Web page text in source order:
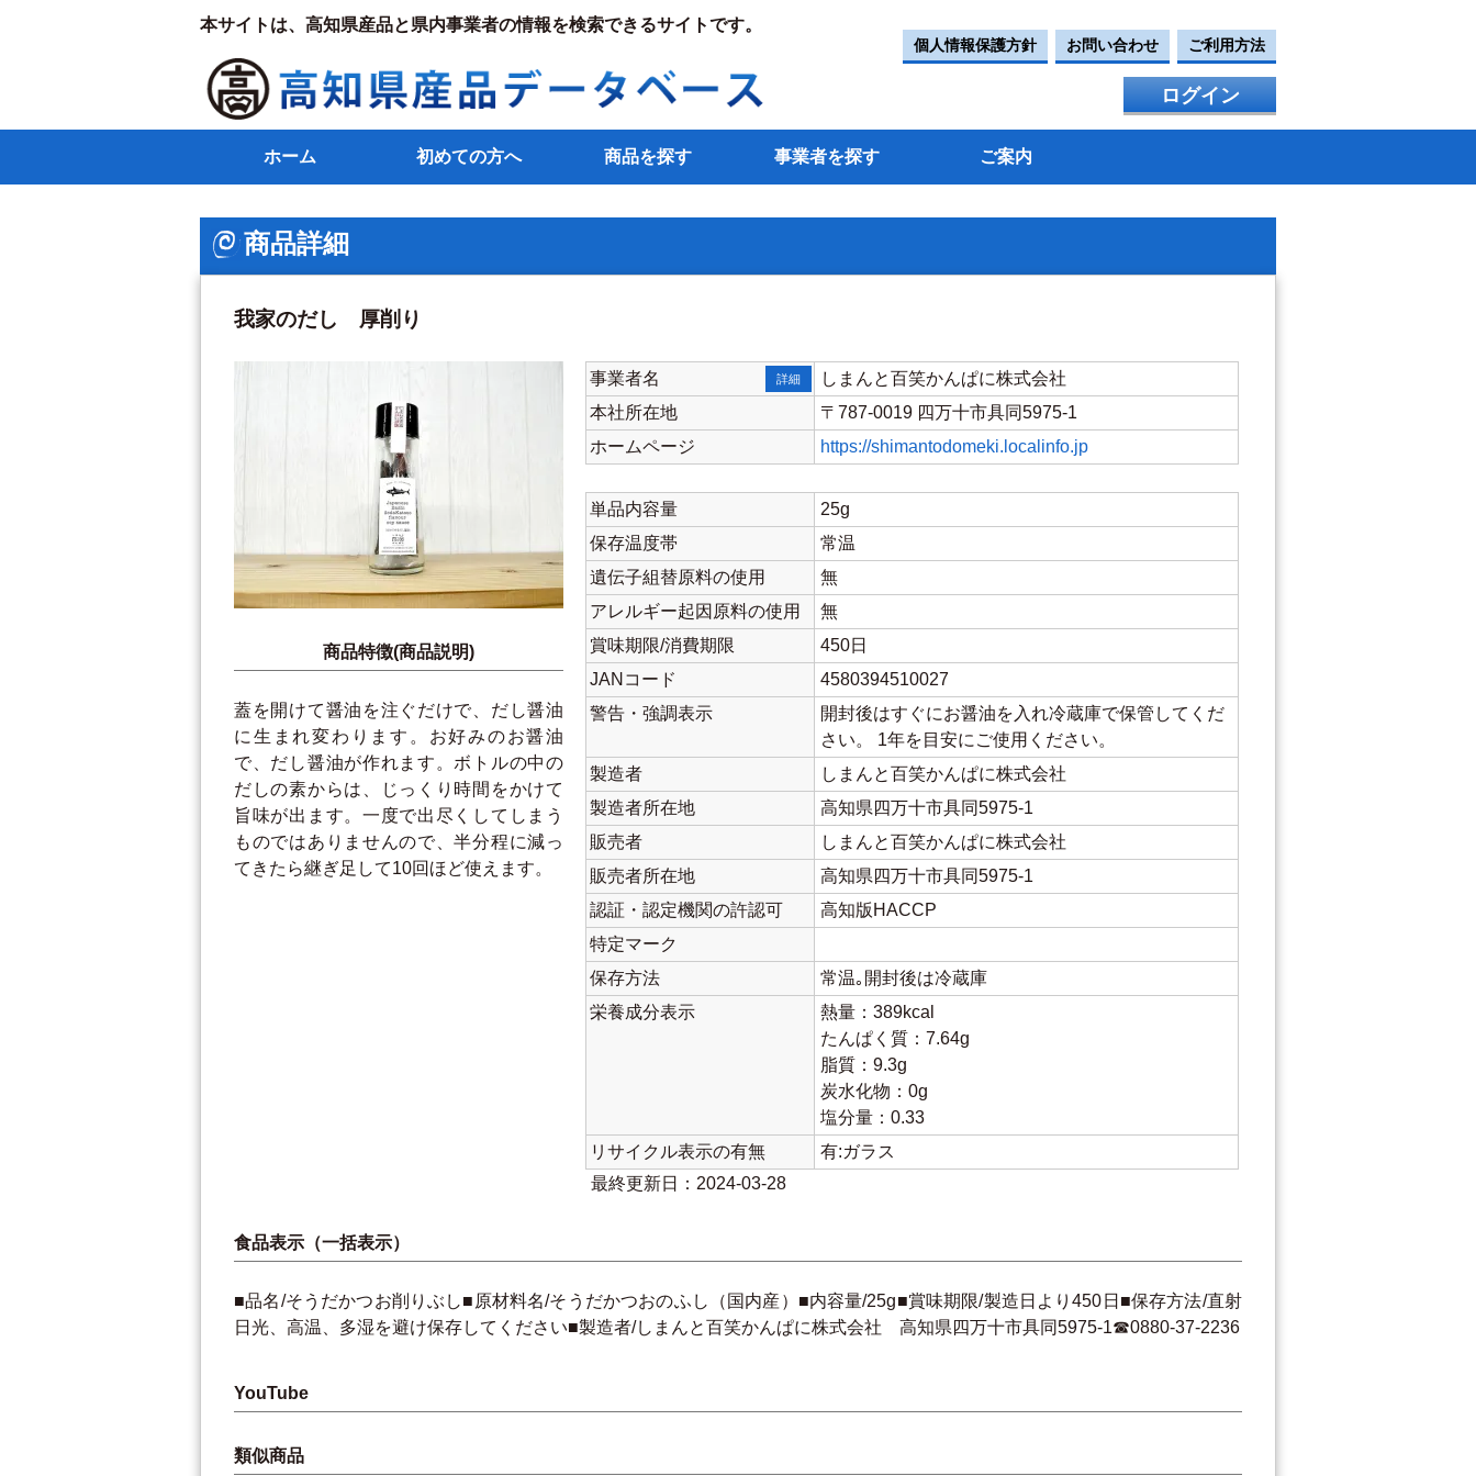
本サイトは、高知県産品と県内事業者の情報を検索できるサイトです。
個人情報保護方針 お問い合わせ ご利用方法
ログイン
ホーム 初めての方へ 商品を探す 事業者を探す ご案内
商品詳細
我家のだし 厚削り
商品特徴(商品説明)
蓋を開けて醤油を注ぐだけで、だし醤油
に生まれ変わります。お好みのお醤油
で、だし醤油が作れます。ボトルの中の
だしの素からは、じっくり時間をかけて
旨味が出ます。一度で出尽くしてしまう
ものではありませんので、半分程に減っ
てきたら継ぎ足して10回ほど使えます。
事業者名 詳細
しまんと百笑かんぱに株式会社
本社所在地
〒787-0019 四万十市具同5975-1
ホームページ
https://shimantodomeki.localinfo.jp
単品内容量
25g
保存温度帯
常温
遺伝子組替原料の使用
無
アレルギー起因原料の使用
無
賞味期限/消費期限
450日
JANコード
4580394510027
警告・強調表示
開封後はすぐにお醤油を入れ冷蔵庫で保管してくだ
さい。 1年を目安にご使用ください。
製造者
しまんと百笑かんぱに株式会社
製造者所在地
高知県四万十市具同5975-1
販売者
しまんと百笑かんぱに株式会社
販売者所在地
高知県四万十市具同5975-1
認証・認定機関の許認可
高知版HACCP
特定マーク
保存方法
常温｡開封後は冷蔵庫
栄養成分表示
熱量：389kcal
たんぱく質：7.64g
脂質：9.3g
炭水化物：0g
塩分量：0.33
リサイクル表示の有無
有:ガラス
最終更新日：2024-03-28
食品表示（一括表示）
■品名/そうだかつお削りぶし■原材料名/そうだかつおのふし（国内産）■内容量/25g■賞味期限/製造日より450日■保存方法/直射
日光、高温、多湿を避け保存してください■製造者/しまんと百笑かんぱに株式会社 高知県四万十市具同5975-1☎0880-37-2236
YouTube
類似商品